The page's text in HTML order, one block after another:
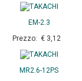
EM-2.3
Prezzo: € 3,12
MR2.6-12PS